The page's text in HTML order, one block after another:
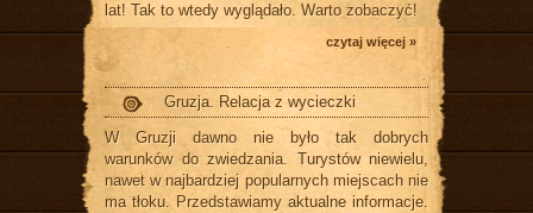
lat! Tak to wtedy wyglądało. Warto zobaczyć!
czytaj więcej »
Gruzja. Relacja z wycieczki
W Gruzji dawno nie było tak dobrych
warunków do zwiedzania. Turystów niewielu,
nawet w najbardziej popularnych miejscach nie
ma tłoku. Przedstawiamy aktualne informacje.